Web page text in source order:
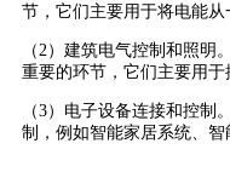
节，它们主要用于将电能从
（2）建筑电气控制和照明
重要的环节，它们主要用于
（3）电子设备连接和控制
制，例如智能家居系统、智